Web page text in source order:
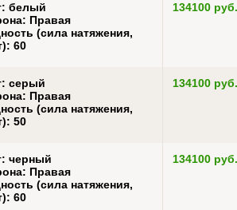
белый
Правая
(сила натяжения,
60
134100 руб.
серый
Правая
(сила натяжения,
50
134100 руб.
черный
Правая
(сила натяжения,
60
134100 руб.